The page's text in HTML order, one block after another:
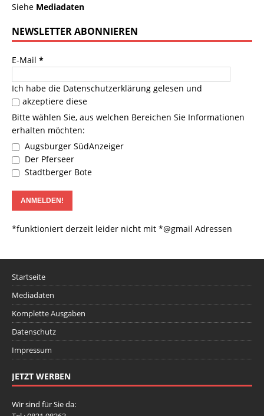
Siehe Mediadaten
NEWSLETTER ABONNIEREN
E-Mail *
Ich habe die Datenschutzerklärung gelesen und
akzeptiere diese
Bitte wählen Sie, aus welchen Bereichen Sie Informationen
erhalten möchten:
Augsburger SüdAnzeiger
Der Pferseer
Stadtberger Bote
*funktioniert derzeit leider nicht mit *@gmail Adressen
Startseite
Mediadaten
Komplette Ausgaben
Datenschutz
Impressum
JETZT WERBEN
Wir sind für Sie da: